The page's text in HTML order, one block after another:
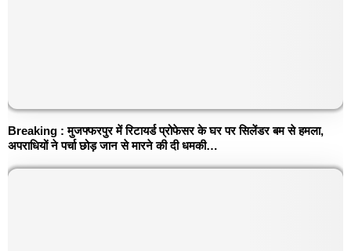
Breaking : मुजफ्फरपुर में रिटायर्ड प्रोफेसर के घर पर सिलेंडर बम से हमला,
अपराधियों ने पर्चा छोड़ जान से मारने की दी धमकी…